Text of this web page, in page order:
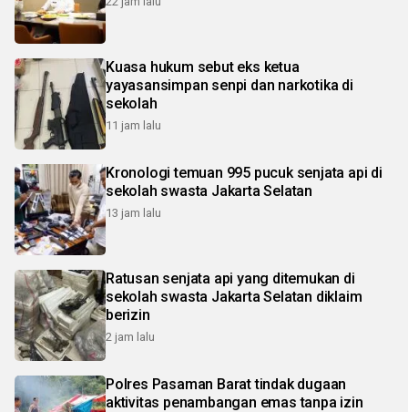
Kuasa hukum sebut eks ketua
yayasansimpan senpi dan narkotika di
sekolah
11 jam lalu
Kronologi temuan 995 pucuk senjata api di
sekolah swasta Jakarta Selatan
13 jam lalu
Ratusan senjata api yang ditemukan di
sekolah swasta Jakarta Selatan diklaim
berizin
2 jam lalu
Polres Pasaman Barat tindak dugaan
aktivitas penambangan emas tanpa izin